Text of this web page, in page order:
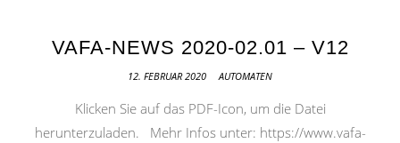
VAFA-NEWS 2020-02.01 – V12
12. FEBRUAR 2020 AUTOMATEN
Klicken Sie auf das PDF-Icon, um die Datei
herunterzuladen. Mehr Infos unter: https://www.vafa-